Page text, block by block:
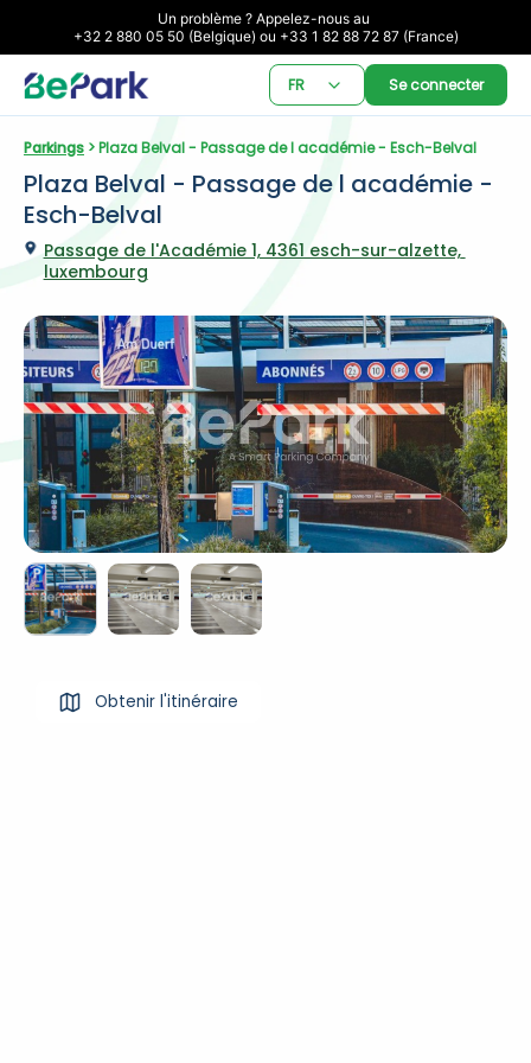
Un problème ? Appelez-nous au
+32 2 880 05 50 (Belgique) ou +33 1 82 88 72 87 (France)
FR Se connecter
Parkings > Plaza Belval - Passage de l académie - Esch-Belval
Plaza Belval - Passage de l académie -
Esch-Belval
Passage de l'Académie 1, 4361 esch-sur-alzette,
luxembourg
Obtenir l'itinéraire